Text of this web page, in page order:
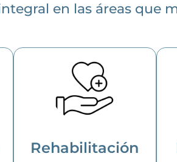
en las áreas que
Rehabilitación